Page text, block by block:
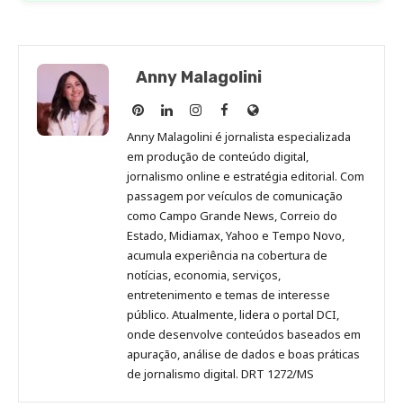
Anny Malagolini
Anny
Malagolini
no
Pinterest
Anny
Malagolini
no
LinkedIn
Anny
Malagolini
no
Instagram
Anny
Malagolini
no
Facebook
Site
de
Anny
Malagolini
Anny Malagolini é jornalista especializada
em produção de conteúdo digital,
jornalismo online e estratégia editorial. Com
passagem por veículos de comunicação
como Campo Grande News, Correio do
Estado, Midiamax, Yahoo e Tempo Novo,
acumula experiência na cobertura de
notícias, economia, serviços,
entretenimento e temas de interesse
público. Atualmente, lidera o portal DCI,
onde desenvolve conteúdos baseados em
apuração, análise de dados e boas práticas
de jornalismo digital. DRT 1272/MS